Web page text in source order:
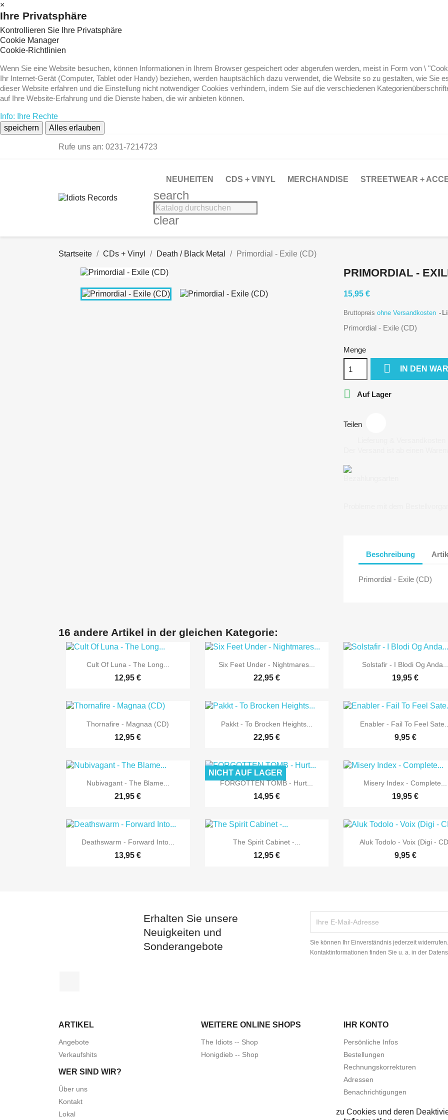
×
Ihre Privatsphäre
Kontrollieren Sie Ihre Privatsphäre
Cookie Manager
Cookie-Richtlinien
Wenn Sie eine Website besuchen, können Informationen in Ihrem Browser gespeichert oder abgerufen werden, meist in Form von \
Ihr Internet-Gerät (Computer, Tablet oder Handy) beziehen, werden hauptsächlich dazu verwendet, die Website so zu gestalten, wie Sie
dieser Website erfahren und die Einstellung nicht notwendiger Cookies verhindern, indem Sie auf die verschiedenen
auf Ihre Website-Erfahrung und die Dienste haben, die wir anbieten können.
Info: Ihre Rechte
speichern
Alles erlauben
Rufe uns an: 0231-7214723
NEUHEITEN CDS + VINYL MERCHANDISE STREETWEAR +
search
clear
Startseite CDs + Vinyl Death / Black Metal Primordial - Exile (CD)
PRIMORDIAL -
15,95 €
Bruttopreis ohne Versandkosten
Primordial - Exile (CD)
Menge
 IN DEN
 Auf Lager
Teilen
Beschreibung
Primordial - Exile (CD)
16 andere Artikel in der gleichen Kategorie:
 Vorschau
Cult Of Luna - The Long...
12,95 €
 Vorschau
Six Feet Under - Nightmares...
22,95 €
 Vorschau
Solstafir - I Blodi Og Anda...
19,95 €
 Vorschau
Thornafire - Magnaa (CD)
12,95 €
 Vorschau
Pakkt - To Brocken Heights...
22,95 €
 Vorschau
Enabler - Fail To Feel Sate...
9,95 €
 Vorschau
Nubivagant - The Blame...
21,95 €
 Vorschau
FORGOTTEN TOMB - Hurt...
14,95 €
NICHT AUF LAGER
 Vorschau
Misery Index - Complete...
19,95 €
 Vorschau
Deathswarm - Forward Into...
13,95 €
 Vorschau
The Spirit Cabinet -...
12,95 €
 Vorschau
Aluk Todolo - Voix (Digi -
9,95 €
Erhalten Sie unsere
Neuigkeiten und
Sonderangebote
Sie können Ihr Einverständnis jederzeit
Kontaktinformationen finden Sie u. a. in der
ARTIKEL
Angebote
Verkaufshits
WEITERE ONLINE SHOPS
The Idiots -- Shop
Honigdieb -- Shop
WER SIND WIR?
Über uns
Kontakt
Lokal
IHR KONTO
Persönliche Infos
Bestellungen
Rechnungskorrekturen
Adressen
Benachrichtigungen
zu Cookies und deren